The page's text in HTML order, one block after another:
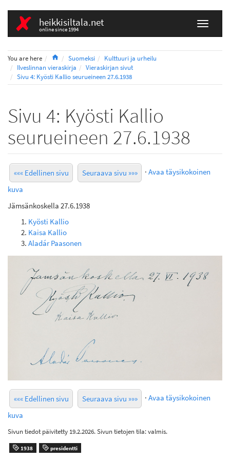
heikkisiltala.net
online since 1994
You are here HomeSuomeksi
Kulttuuri ja urheilu
Ilveslinnan vieraskirja
Vieraskirjan sivut
Sivu 4: Kyösti Kallio seurueineen 27.6.1938
Sivu 4: Kyösti Kallio
seurueineen 27.6.1938
««« Edellinen sivu Seuraava sivu »»» · Avaa täysikokoinen
kuva
Jämsänkoskella 27.6.1938
Kyösti Kallio
Kaisa Kallio
Aladár Paasonen
««« Edellinen sivu Seuraava sivu »»» · Avaa täysikokoinen
kuva
Sivun tiedot päivitetty 19.2.2026. Sivun tietojen tila: valmis.
1938 presidentti